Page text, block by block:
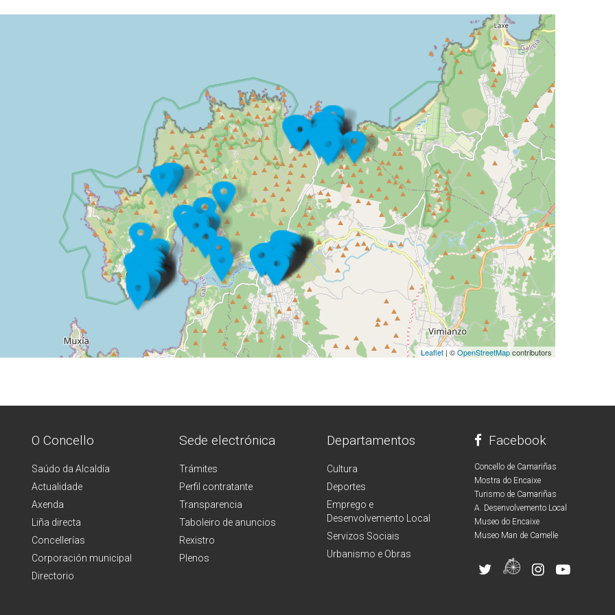
Leaflet | ©OpenStreetMapcontributors
O Concello
Saúdo da Alcaldía
Actualidade
Axenda
Liña directa
Concellerías
Corporación municipal
Directorio
Sede electrónica
Trámites
Perfil contratante
Transparencia
Taboleiro de anuncios
Rexistro
Plenos
Departamentos
Cultura
Deportes
Emprego e
Desenvolvemento Local
Servizos Sociais
Urbanismo e Obras
Facebook
Concello de Camariñas
Mostra do Encaixe
Turismo de Camariñas
A. Desenvolvemento Local
Museo do Encaixe
Museo Man de Camelle